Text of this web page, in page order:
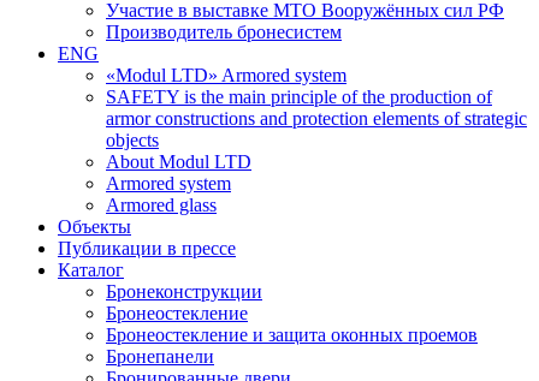
Участие в выставке МТО Вооружённых сил РФ
Производитель бронесистем
ENG
«Modul LTD» Armored system
SAFETY is the main principle of the production of
armor constructions and protection elements of strategic
objects
About Modul LTD
Armored system
Armored glass
Объекты
Публикации в прессе
Каталог
Бронеконструкции
Бронеостекление
Бронеостекление и защита оконных проемов
Бронепанели